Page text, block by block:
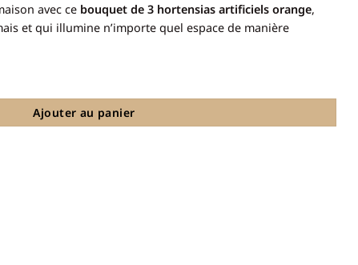
artificiels orange
Ajouter au panier
avec ce bouquet de 3 hortensias artificiels orange,
et qui illumine n’importe quel espace de manière